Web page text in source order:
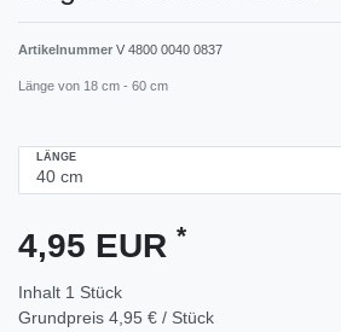
Artikelnummer V 4800 0040 0837
Länge von 18 cm - 60 cm
LÄNGE
4,95 EUR *
Inhalt 1 Stück
Grundpreis 4,95 € / Stück